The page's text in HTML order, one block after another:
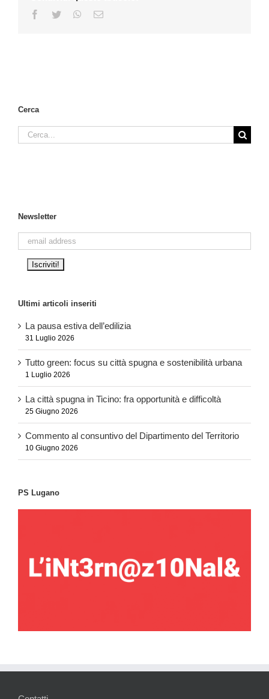
Facebook
Twitter WhatsApp
Email
Cerca
Cerca
per:
Newsletter
Ultimi articoli inseriti
La pausa estiva dell’edilizia
31 Luglio 2026
Tutto green: focus su città spugna e sostenibilità urbana
1 Luglio 2026
La città spugna in Ticino: fra opportunità e difficoltà
25 Giugno 2026
Commento al consuntivo del Dipartimento del Territorio
10 Giugno 2026
PS Lugano